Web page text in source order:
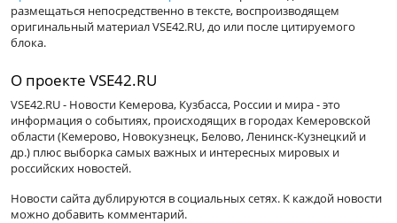
размещаться непосредственно в тексте, воспроизводящем
оригинальный материал VSE42.RU, до или после цитируемого
блока.
О проекте VSE42.RU
VSE42.RU - Новости Кемерова, Кузбасса, России и мира - это
информация о событиях, происходящих в городах Кемеровской
области (Кемерово, Новокузнецк, Белово, Ленинск-Кузнецкий и
др.) плюс выборка самых важных и интересных мировых и
российских новостей.
Новости сайта дублируются в социальных сетях. К каждой новости
можно добавить комментарий.